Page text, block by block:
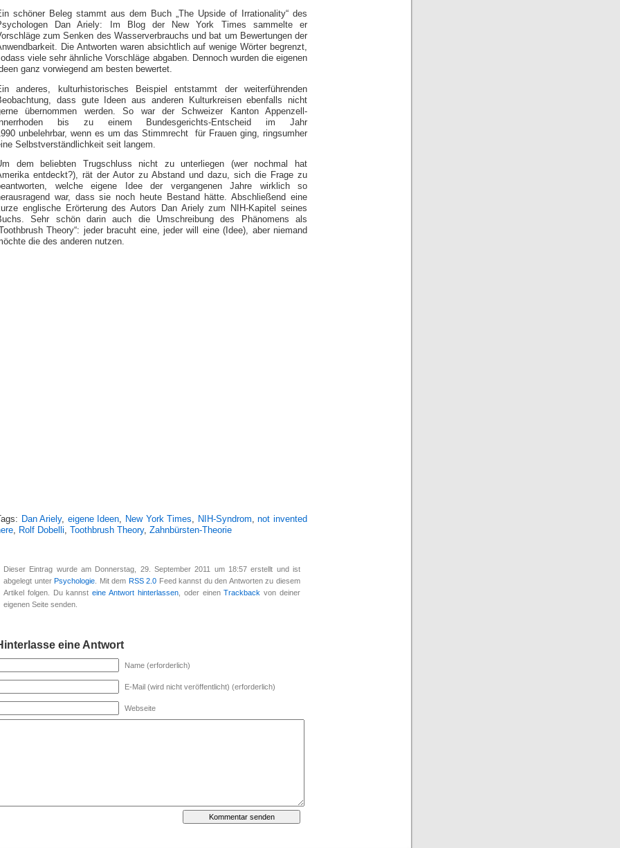
schöner Beleg stammt aus dem Buch „The Upside of Irrationality“ des
Dan Ariely: Im Blog der New York Times sammelte er
zum Senken des Wasserverbrauchs und bat um Bewertungen der
Die Antworten waren absichtlich auf wenige Wörter begrenzt,
viele sehr ähnliche Vorschläge abgaben. Dennoch wurden die eigenen
ganz vorwiegend am besten bewertet.
anderes, kulturhistorisches Beispiel entstammt der weiterführenden
dass gute Ideen aus anderen Kulturkreisen ebenfalls nicht
übernommen werden. So war der Schweizer Kanton Appenzell-
bis zu einem Bundesgerichts-Entscheid im Jahr
unbelehrbar, wenn es um das Stimmrecht für Frauen ging, ringsumher
Selbstverständlichkeit seit langem.
dem beliebten Trugschluss nicht zu unterliegen (wer nochmal hat
entdeckt?), rät der Autor zu Abstand und dazu, sich die Frage zu
welche eigene Idee der vergangenen Jahre wirklich so
war, dass sie noch heute Bestand hätte. Abschließend eine
englische Erörterung des Autors Dan Ariely zum NIH-Kapitel seines
Sehr schön darin auch die Umschreibung des Phänomens als
Theory“: jeder bracuht eine, jeder will eine (Idee), aber niemand
die des anderen nutzen.
Dan Ariely, eigene Ideen, New York Times, NIH-Syndrom,not invented
, Rolf Dobelli, Toothbrush Theory, Zahnbürsten-Theorie
Dieser Eintrag wurde am Donnerstag, 29. September 2011 um 18:57 erstellt und ist
abgelegt unter Psychologie . Mit dem RSS 2.0 Feed kannst du den Antworten zu diesem
Artikel folgen. Du kannsteine Antwort hinterlassen, oder einenTrackback von deiner
eigenen Seite senden.
eine Antwort
Name (erforderlich)
E-Mail (wird nicht veröffentlicht) (erforderlich)
Webseite